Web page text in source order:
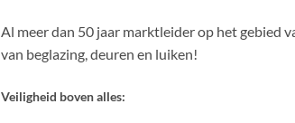
Al meer dan 50 jaar marktleider op het gebied
van beglazing, deuren en luiken!
Veiligheid boven alles: